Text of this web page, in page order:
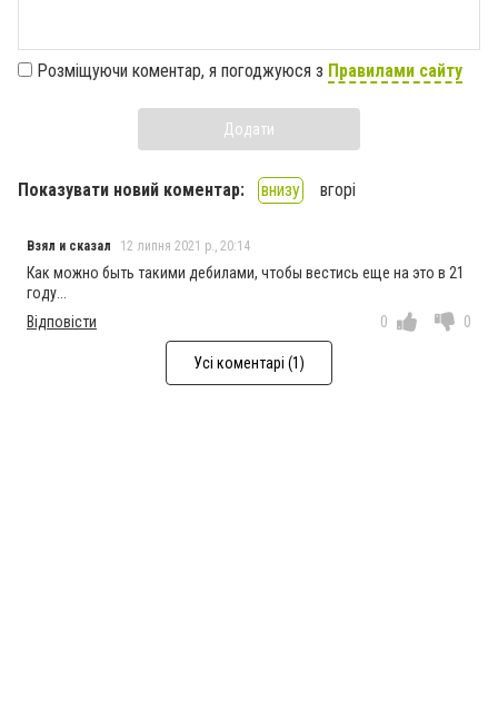
Розміщуючи коментар, я погоджуюся з Правилами сайту
Додати
Показувати новий коментар: внизу вгорі
Взял и сказал 12 липня 2021 р., 20:14
Как можно быть такими дебилами, чтобы вестись еще на это в 21
году...
Відповісти
0 0
Усі коментарі (1)